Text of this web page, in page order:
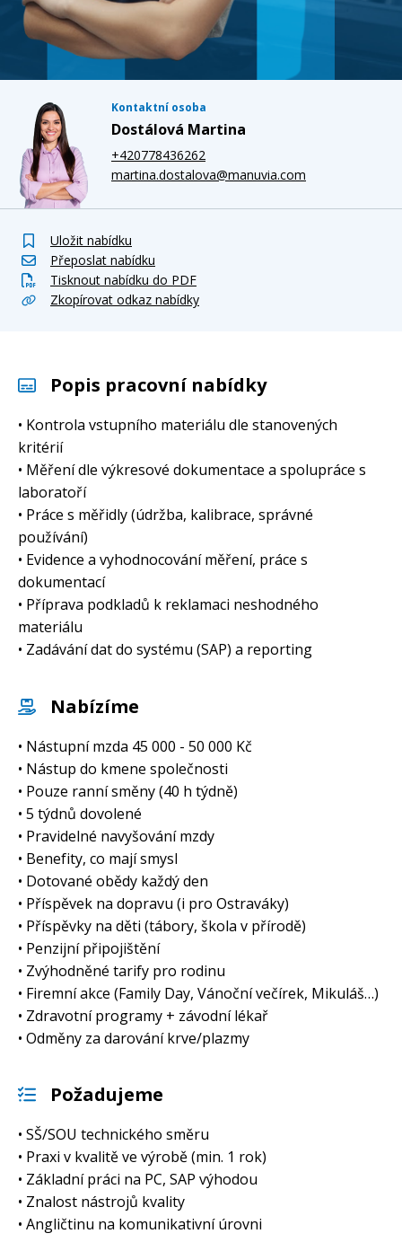
Kontaktní osoba
Dostálová Martina
+420778436262
martina.dostalova@manuvia.com
Uložit nabídku
Přeposlat nabídku
Tisknout nabídku do PDF
Zkopírovat odkaz nabídky
Popis pracovní nabídky
• Kontrola vstupního materiálu dle stanovených
kritérií
• Měření dle výkresové dokumentace a spolupráce s
laboratoří
• Práce s měřidly (údržba, kalibrace, správné
používání)
• Evidence a vyhodnocování měření, práce s
dokumentací
• Příprava podkladů k reklamaci neshodného
materiálu
• Zadávání dat do systému (SAP) a reporting
Nabízíme
• Nástupní mzda 45 000 - 50 000 Kč
• Nástup do kmene společnosti
• Pouze ranní směny (40 h týdně)
• 5 týdnů dovolené
• Pravidelné navyšování mzdy
• Benefity, co mají smysl
• Dotované obědy každý den
• Příspěvek na dopravu (i pro Ostraváky)
• Příspěvky na děti (tábory, škola v přírodě)
• Penzijní připojištění
• Zvýhodněné tarify pro rodinu
• Firemní akce (Family Day, Vánoční večírek, Mikuláš…)
• Zdravotní programy + závodní lékař
• Odměny za darování krve/plazmy
Požadujeme
• SŠ/SOU technického směru
• Praxi v kvalitě ve výrobě (min. 1 rok)
• Základní práci na PC, SAP výhodou
• Znalost nástrojů kvality
• Angličtinu na komunikativní úrovni